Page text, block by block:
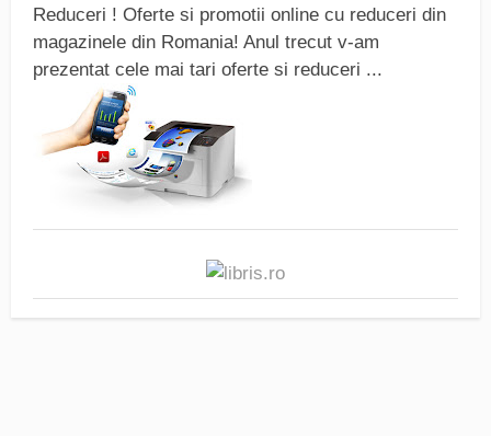
Reduceri ! Oferte si promotii online cu reduceri din
magazinele din Romania! Anul trecut v-am
prezentat cele mai tari oferte si reduceri ...